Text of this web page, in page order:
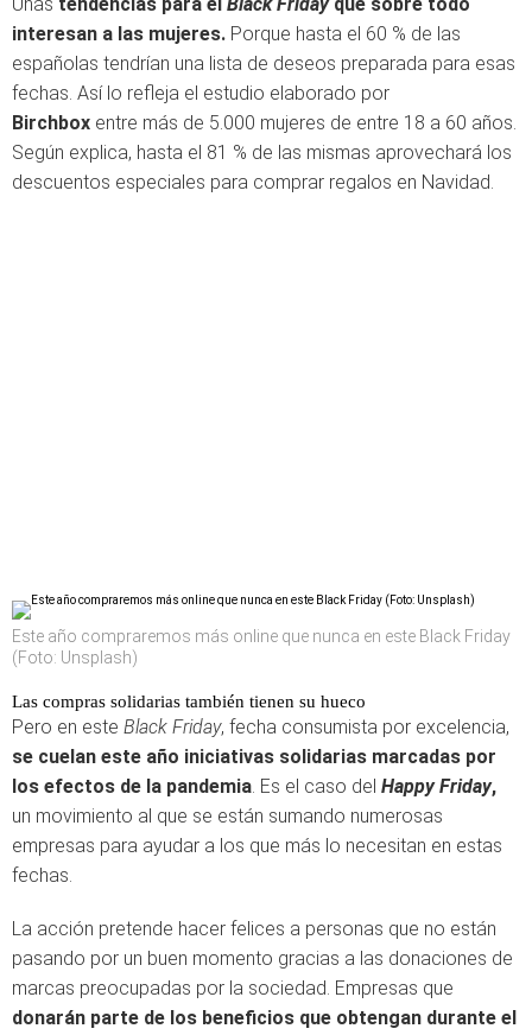
interesan a las mujeres. Porque hasta el 60 % de las
españolas tendrían una lista de deseos preparada para esas
fechas. Así lo refleja el estudio elaborado por
Birchbox entre más de 5.000 mujeres de entre 18 a 60 años.
Según explica, hasta el 81 % de las mismas aprovechará los
descuentos especiales para comprar regalos en Navidad.
Este año compraremos más online que nunca en este Black Friday
(Foto: Unsplash)
Las compras solidarias también tienen su hueco
Pero en este Black Friday, fecha consumista por excelencia,
se cuelan este año iniciativas solidarias marcadas por
los efectos de la pandemia. Es el caso del Happy Friday,
un movimiento al que se están sumando numerosas
empresas para ayudar a los que más lo necesitan en estas
fechas.
La acción pretende hacer felices a personas que no están
pasando por un buen momento gracias a las donaciones de
marcas preocupadas por la sociedad. Empresas que
donarán parte de los beneficios que obtengan durante el